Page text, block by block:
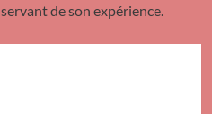
de son expérience.